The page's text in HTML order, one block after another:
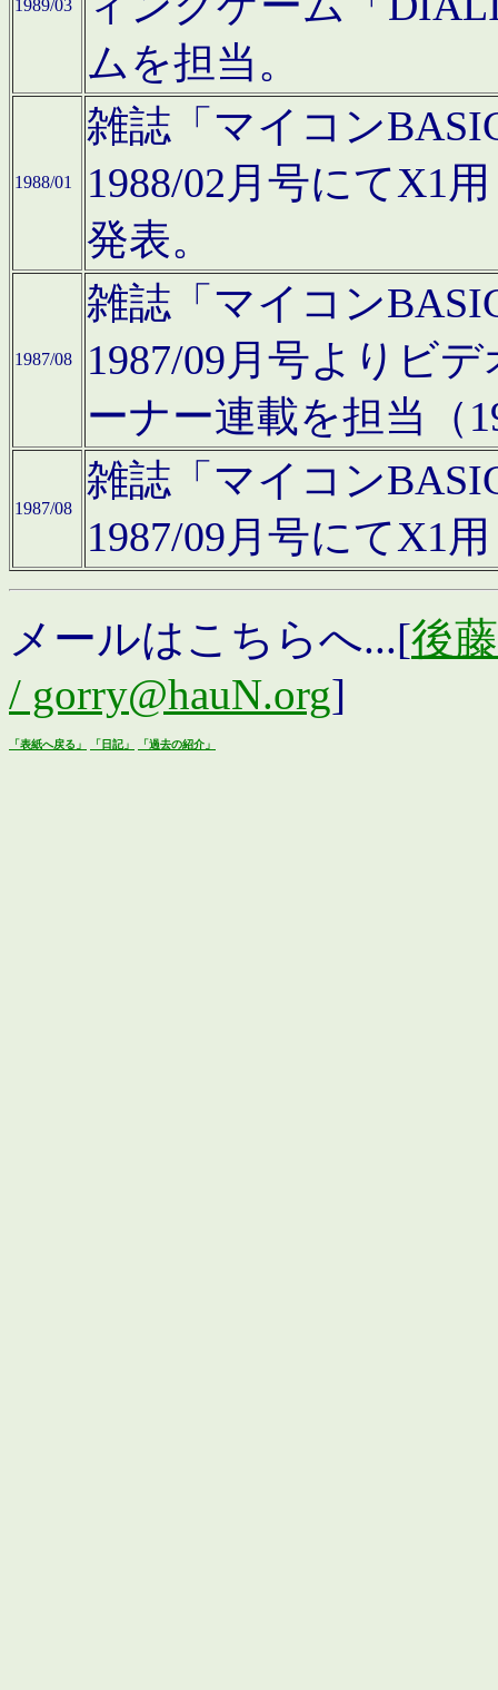
1989/03
ムを担当。
1988/01
雑誌「マイコン
1988/02月号にてX1
発表。
1987/08
雑誌「マイコン
1987/09月号よりビ
ーナー連載を担当（
1987/08
雑誌「マイコン
1987/09月号にてX1
メールはこちらへ...[後
/ gorry@hauN.org]
「表紙へ戻る」 「日記」 「過去の紹介」